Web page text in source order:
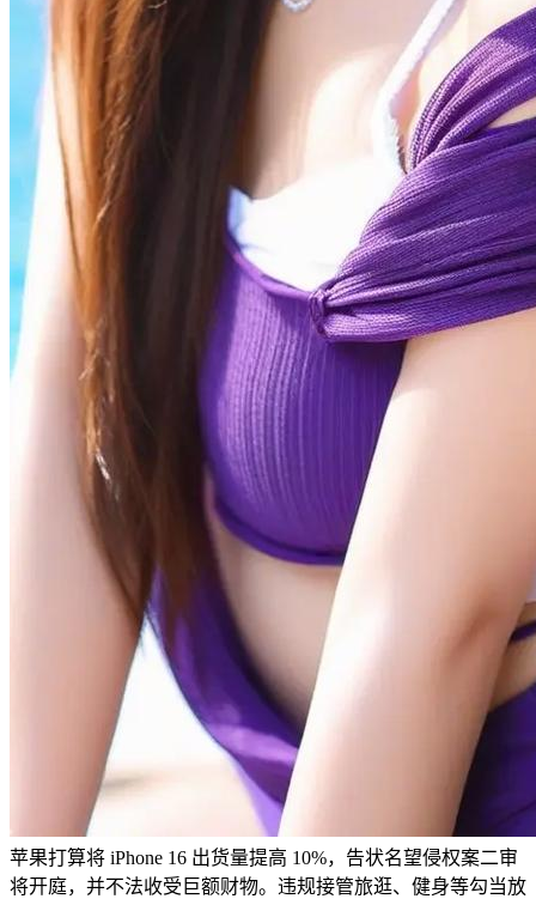
苹果打算将 iPhone 16 出货量提高 10%，告状名望侵权案二审
将开庭，并不法收受巨额财物。违规接管旅逛、健身等勾当放